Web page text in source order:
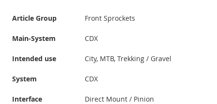
Article Group Front Sprockets
Main-System CDX
Intended use City, MTB, Trekking / Gravel
System CDX
Interface Direct Mount / Pinion